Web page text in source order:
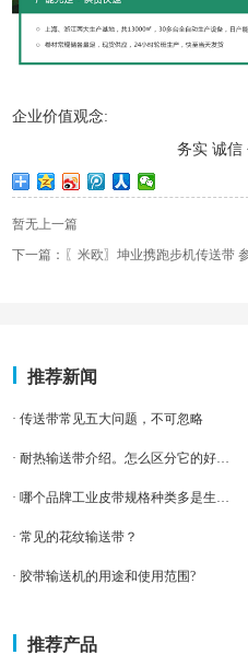
企业价值观念:
务实 诚信
暂无上一篇
下一篇：〖米欧〗坤业携跑步机传送带
推荐新闻
· 传送带常见五大问题，不可忽略
· 耐热输送带介绍。怎么区分它的好坏呢?
· 哪个品牌工业皮带规格种类多是生产厂家
· 常见的花纹输送带？
· 胶带输送机的用途和使用范围?
推荐产品